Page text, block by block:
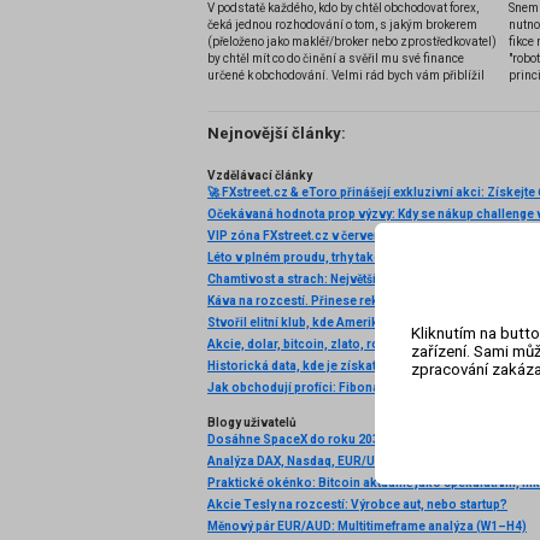
V podstatě každého, kdo by chtěl obchodovat forex,
čeká jednou rozhodování o tom, s jakým brokerem
(přeloženo jako makléř/broker nebo zprostředkovatel)
by chtěl mít co do činění a svěřil mu své finance
určené k obchodování. Velmi rád bych vám přiblížil
několik příkladů nejznámějších z nich.
fikce
Nejnovější články:
Vzdělávací články
Očekávaná hodnota prop výzvy: Kdy se nákup challenge
VIP zóna FXstreet.cz v červenci 2026 byla pro klienty
Káva na rozcestí. Přinese rekordní úroda další pokles
Akcie, dolar, bitcoin, zlato, ropa: Začíná to!
Blogy uživatelů
Dosáhne SpaceX do roku 2030 tržeb ve výši 1 bilionu
Akcie Tesly na rozcestí: Výrobce aut, nebo startup?
Měnový pár EUR/AUD: Multitimeframe analýza (W1–H4)
Kliknutím na
zařízení. Sami
zpracování